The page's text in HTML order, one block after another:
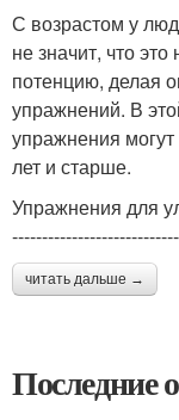
С возрастом у
не значит, что
потенцию, делая
упражнений. В
упражнения
лет и старше.
Упражнения для
читать дальше →
Последние